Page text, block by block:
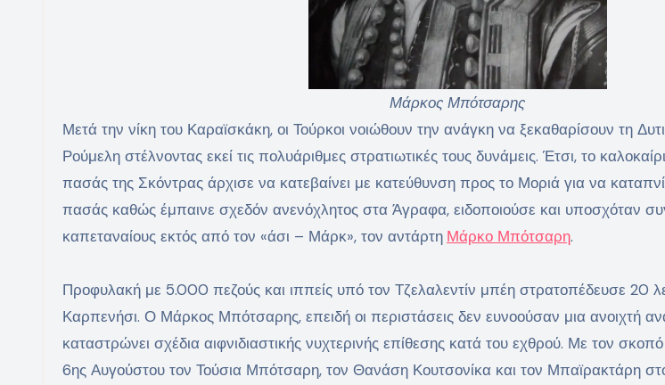
Μάρκος Μπότσαρης
Μετά την νίκη του Καραϊσκάκη, οι Τούρκοι νοιώθουν την ανάγκη να ξεκαθαρίσουν τη
Ρούμελη στέλνοντας εκεί τις πολυάριθμες στρατιωτικές τους δυνάμεις. Έτσι, το
πασάς της Σκόντρας άρχισε να κατεβαίνει με κατεύθυνση προς το Μοριά για να
πασάς καθώς έμπαινε σχεδόν ανενόχλητος στα Άγραφα, ειδοποιούσε και υποσχόταν
καπεταναίους εκτός από τον «άσι – Μάρκ», τον αντάρτη Μάρκο Μπότσαρη.
Προφυλακή με 5.000 πεζούς και ιππείς υπό τον Τζελαλεντίν μπέη στρατοπέδευσε 20
Καρπενήσι. Ο Μάρκος Μπότσαρης, επειδή οι περιστάσεις δεν ευνοούσαν μια ανοιχτή
καταστρώνει σχέδια αιφνιδιαστικής νυχτερινής επίθεσης κατά του εχθρού. Με τον
6ης Αυγούστου τον Τούσια Μπότσαρη, τον Θανάση Κουτσονίκα και τον Μπαϊρακτάρη